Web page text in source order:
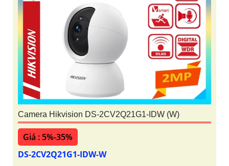
Camera Hikvision DS-2CV2Q21G1-IDW (W)
Giá : 5%-35%
DS-2CV2Q21G1-IDW-W